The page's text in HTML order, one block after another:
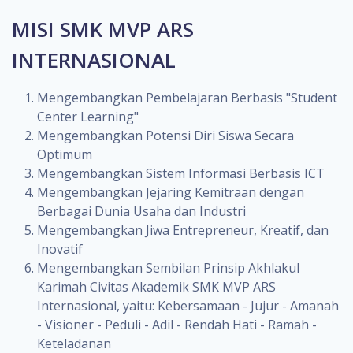
MISI SMK MVP ARS
INTERNASIONAL
Mengembangkan Pembelajaran Berbasis "Student
Center Learning"
Mengembangkan Potensi Diri Siswa Secara
Optimum
Mengembangkan Sistem Informasi Berbasis ICT
Mengembangkan Jejaring Kemitraan dengan
Berbagai Dunia Usaha dan Industri
Mengembangkan Jiwa Entrepreneur, Kreatif, dan
Inovatif
Mengembangkan Sembilan Prinsip Akhlakul
Karimah Civitas Akademik SMK MVP ARS
Internasional, yaitu: Kebersamaan - Jujur - Amanah
- Visioner - Peduli - Adil - Rendah Hati - Ramah -
Keteladanan